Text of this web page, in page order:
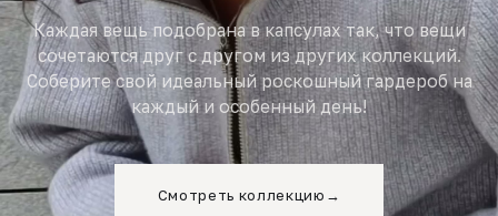
Каждая вещь подобрана в капсулах так, что вещи
сочетаются друг с другом из других коллекций.
Соберите свой идеальный роскошный гардероб на
каждый и особенный день!
Смотреть коллекцию →